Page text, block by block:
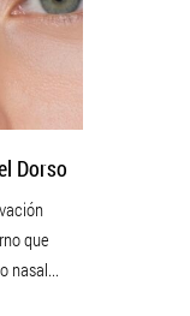
Dorso
que
nasal...